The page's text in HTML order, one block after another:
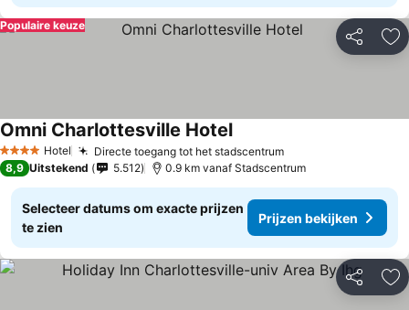
Delen
Populaire keuze
4 SterrenHotel Directe toegang tot het stadscentrum
Omni Charlottesville Hotel
8,9 Uitstekend 5.512 0.9 km vanaf Stadscentrum
Selecteer datums om exacte prijzen
te zien
Prijzen bekijken
Delen